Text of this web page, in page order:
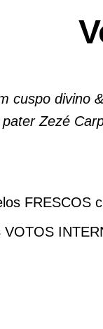
cuspo divino
Zezé
FRESCOS